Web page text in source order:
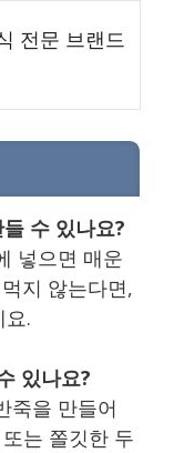
전문 브랜드
수 있나요?
넣으면 매운
지 않는다면,
.
있나요?
죽을 만들어
는 쫄깃한 두